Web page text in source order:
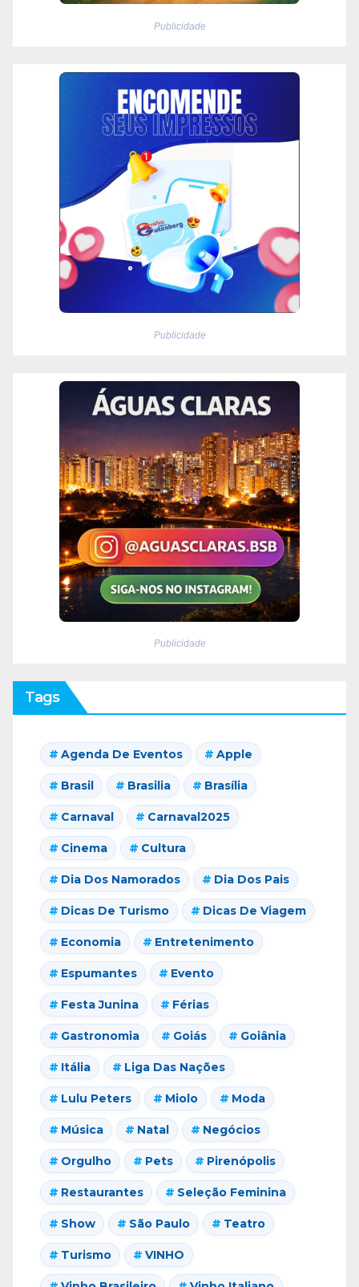
Publicidade
Publicidade
Publicidade
Tags
Agenda De Eventos Apple
Brasil Brasilia Brasília
Carnaval Carnaval2025
Cinema Cultura
Dia Dos Namorados Dia Dos Pais
Dicas De Turismo Dicas De Viagem
Economia Entretenimento
Espumantes Evento
Festa Junina Férias
Gastronomia Goiás Goiânia
Itália Liga Das Nações
Lulu Peters Miolo Moda
Música Natal Negócios
Orgulho Pets Pirenópolis
Restaurantes Seleção Feminina
Show São Paulo Teatro
Turismo VINHO